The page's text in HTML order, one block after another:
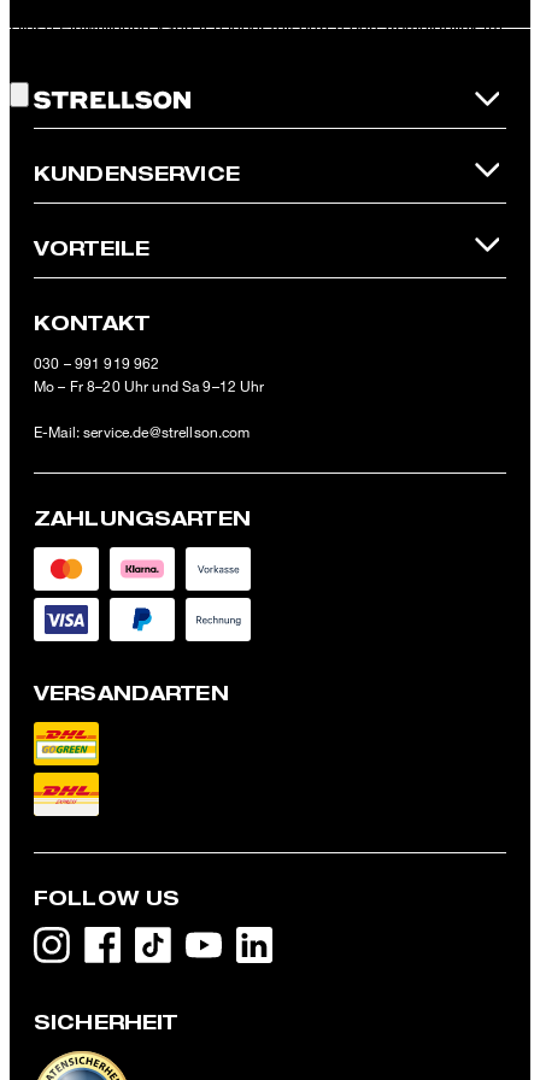
119,95 €
inkl. MwSt
Diese Einwilligung kann ich jederzeit durch den Abmeldelink im
widerrufen.
* Pflichtfeld
**Der 10 € Gutschein ist einmalig ab einem Mindestbestellwert von
100 € (Wert nach Abzug von Retouren/Warenrückgaben) im
KUNDENSERVICE
VORTEILE
KONTAKT
030 – 991 919 962
Mo – Fr 8–20 Uhr und Sa 9–12 Uhr
E-Mail:service.de@strellson.com
ZAHLUNGSARTEN
VERSANDARTEN
FOLLOW US
SICHERHEIT